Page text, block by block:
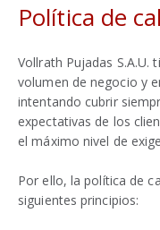
Política de
Vollrath Pujadas
volumen de negocio y
intentando cubrir
expectativas de los
el máximo nivel de
Por ello, la política de
siguientes principios: